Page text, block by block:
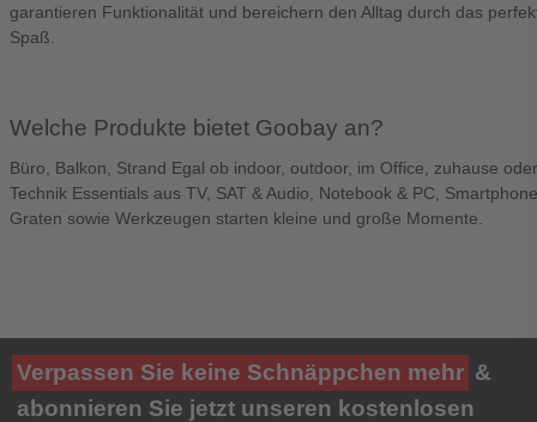
garantieren Funktionalität und bereichern den Alltag durch das
Spaß.
Welche Produkte bietet Goobay an?
Büro, Balkon, Strand Egal ob indoor, outdoor, im Office, zuhause
Technik Essentials aus TV, SAT & Audio, Notebook & PC,
Graten sowie Werkzeugen starten kleine und große Momente.
Verpassen Sie keine Schnäppchen mehr &
abonnieren Sie jetzt unseren kostenlosen